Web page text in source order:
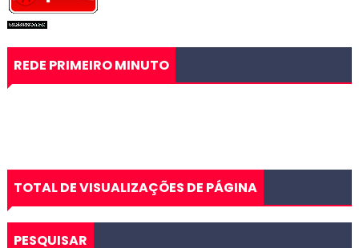
REDE PRIMEIRO MINUTO
TOTAL DE VISUALIZAÇÕES DE PÁGINA
PESQUISAR